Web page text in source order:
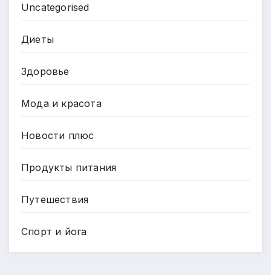
Uncategorised
Диеты
Здоровье
Мода и красота
Новости плюс
Продукты питания
Путешествия
Спорт и йога